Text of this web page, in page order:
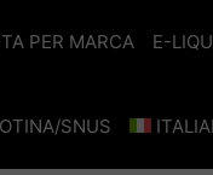
PER MARCA E-
SNUS